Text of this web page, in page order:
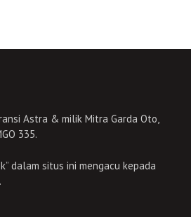
Astra & milik Mitra Garda Oto,
335.
dalam situs ini mengacu kepada